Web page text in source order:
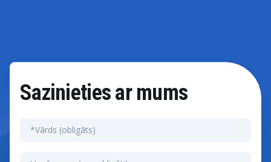
Sazinieties ar mums